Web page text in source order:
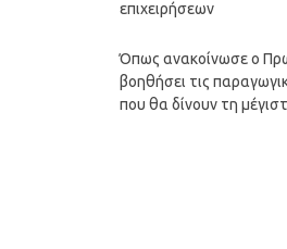
επιχειρήσεων
Όπως ανακοίνωσε ο
βοηθήσει τις
που θα δίνουν τη